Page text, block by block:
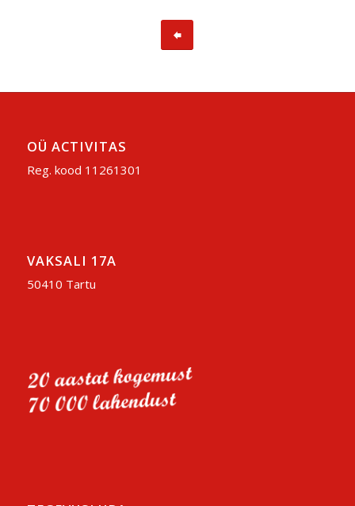
OÜ ACTIVITAS
Reg. kood 11261301
VAKSALI 17A
50410 Tartu